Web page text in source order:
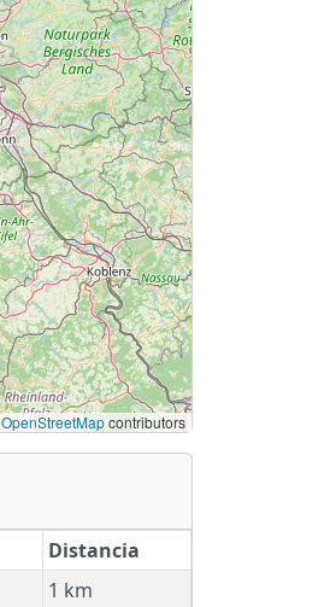
OpenStreetMapcontributors
Distancia
1 km